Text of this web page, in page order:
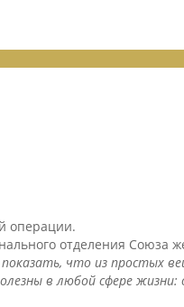
операции.
отделения Союза
показать, что из простых
в любой сфере